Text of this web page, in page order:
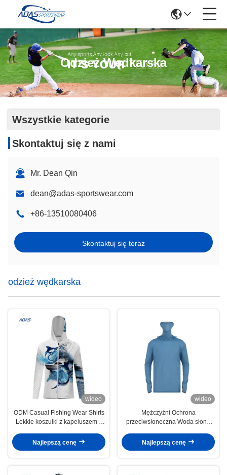
Odzież Wędkarska
Wszystkie kategorie
Skontaktuj się z nami
Mr. Dean Qin
dean@adas-sportswear.com
+86-13510080406
Skontaktuj się teraz
odzież wędkarska
wideo
ODM Casual Fishing Wear Shirts
Lekkie koszulki z kapeluszem z
Najlepszą cenę
wideo
Mężczyźni Ochrona
przeciwsłoneczna Woda słona
Sublimacja Jersey
Najlepszą cenę